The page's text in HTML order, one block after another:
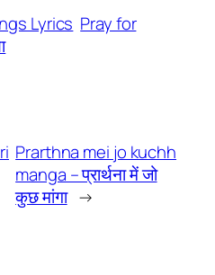
Lyrics Pray for
Prarthna mei jo kuchh
manga – प्रार्थना में जो
कुछ मांगा →